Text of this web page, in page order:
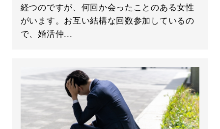
経つのですが、何回か会ったことのある女性
がいます。お互い結構な回数参加しているの
で、婚活仲...